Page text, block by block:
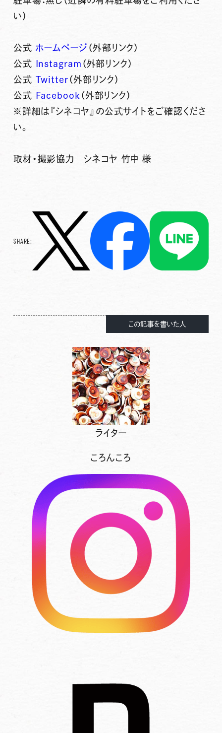
い）
公式 ホームページ （外部リンク）
公式
Instagram （外部リンク）
公式 Twitter （外部リンク）
公式
Facebook （外部リンク）
※詳細は『シネコヤ』の公式サイトをご確認くださ
い。
取材・撮影協力 シネコヤ 竹中 様
SHARE:
この記事を書いた人
ライター
ころんころ